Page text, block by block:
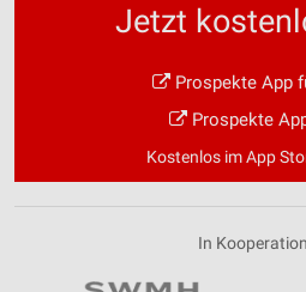
Jetzt
Prospekte App
Prospekte
Kostenlos im App
In